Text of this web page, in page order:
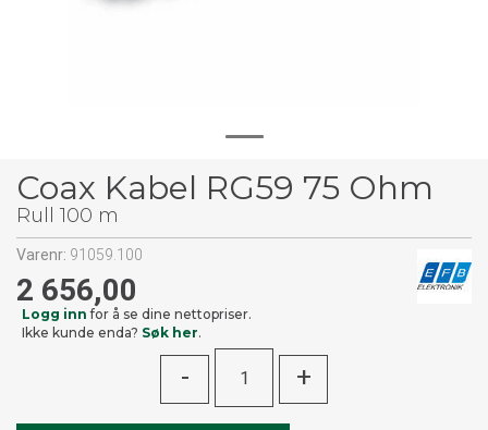
Coax Kabel RG59 75 Ohm
Rull 100 m
Varenr: 91059.100
2 656,00
Logg inn for å se dine nettopriser.
Ikke kunde enda? Søk her.
- +